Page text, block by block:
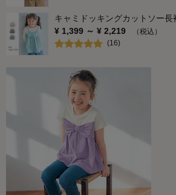
キャミドッキングカットソー長
¥ 1,399 ～ ¥ 2,219
（税込）
(16)